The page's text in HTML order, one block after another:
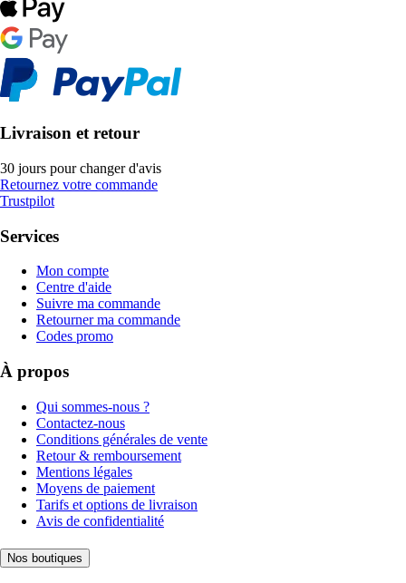
Livraison et retour
30 jours pour changer d'avis
Retournez votre commande
Trustpilot
Services
Mon compte
Centre d'aide
Suivre ma commande
Retourner ma commande
Codes promo
À propos
Qui sommes-nous ?
Contactez-nous
Conditions générales de vente
Retour & remboursement
Mentions légales
Moyens de paiement
Tarifs et options de livraison
Avis de confidentialité
Nos boutiques